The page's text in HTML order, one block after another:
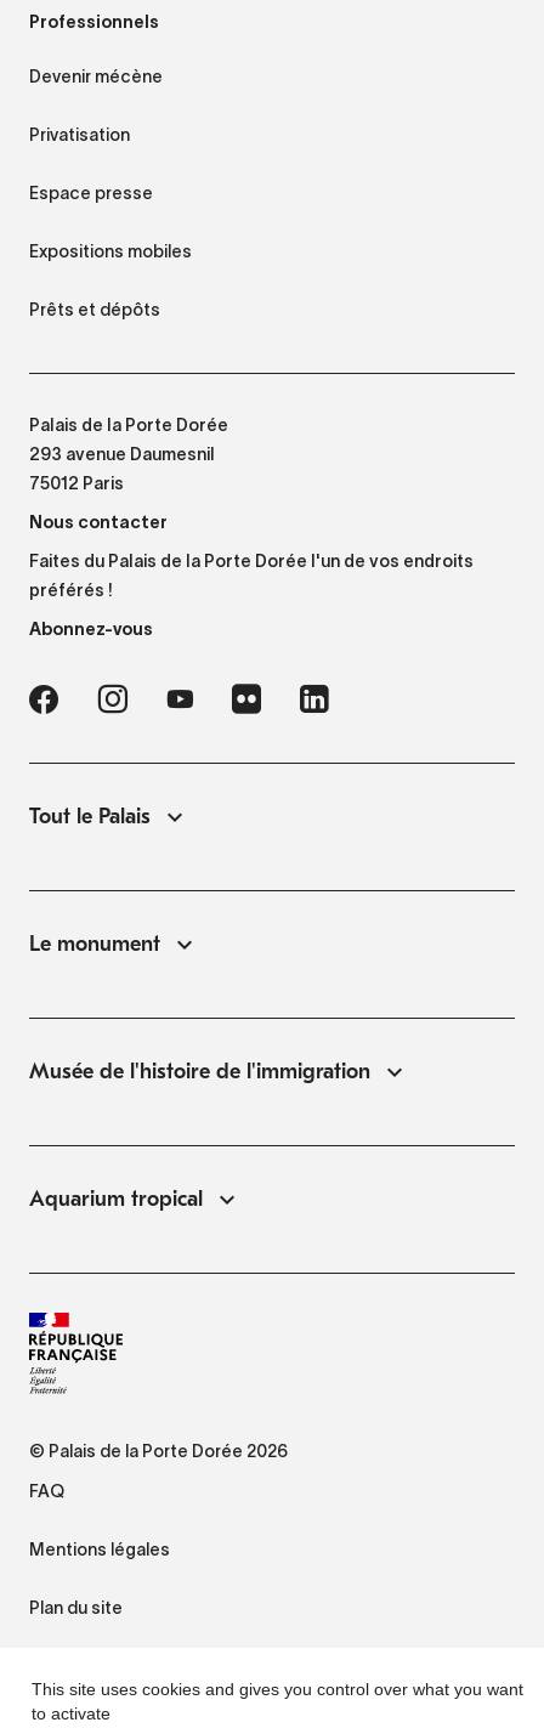
Professionnels
Devenir mécène
Privatisation
Espace presse
Expositions mobiles
Prêts et dépôts
Palais de la Porte Dorée
293 avenue Daumesnil
75012 Paris
Nous contacter
Faites du Palais de la Porte Dorée l'un de vos endroits
préférés !
Abonnez-vous
Tout le Palais
Le monument
Musée de l'histoire de l'immigration
Aquarium tropical
© Palais de la Porte Dorée 2026
FAQ
Mentions légales
Plan du site
This site uses cookies and gives you control over what you want
to activate